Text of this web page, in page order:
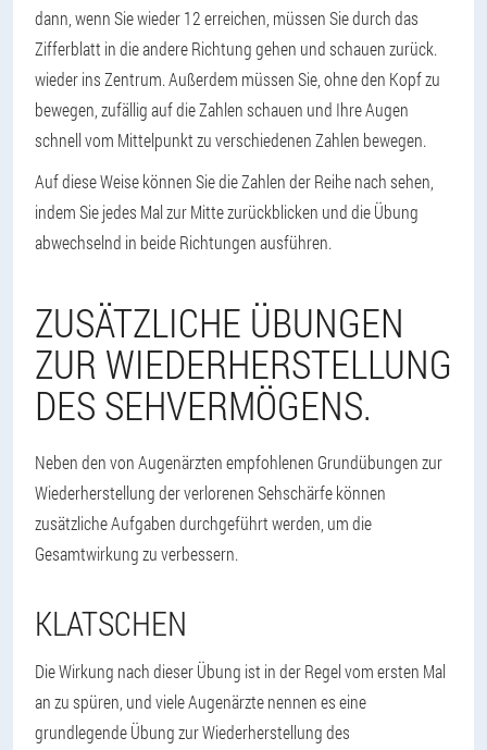
dann, wenn Sie wieder 12 erreichen, müssen Sie durch das
Zifferblatt in die andere Richtung gehen und schauen zurück.
wieder ins Zentrum. Außerdem müssen Sie, ohne den Kopf zu
bewegen, zufällig auf die Zahlen schauen und Ihre Augen
schnell vom Mittelpunkt zu verschiedenen Zahlen bewegen.
Auf diese Weise können Sie die Zahlen der Reihe nach sehen,
indem Sie jedes Mal zur Mitte zurückblicken und die Übung
abwechselnd in beide Richtungen ausführen.
ZUSÄTZLICHE ÜBUNGEN
ZUR WIEDERHERSTELLUNG
DES SEHVERMÖGENS.
Neben den von Augenärzten empfohlenen Grundübungen zur
Wiederherstellung der verlorenen Sehschärfe können
zusätzliche Aufgaben durchgeführt werden, um die
Gesamtwirkung zu verbessern.
KLATSCHEN
Die Wirkung nach dieser Übung ist in der Regel vom ersten Mal
an zu spüren, und viele Augenärzte nennen es eine
grundlegende Übung zur Wiederherstellung des